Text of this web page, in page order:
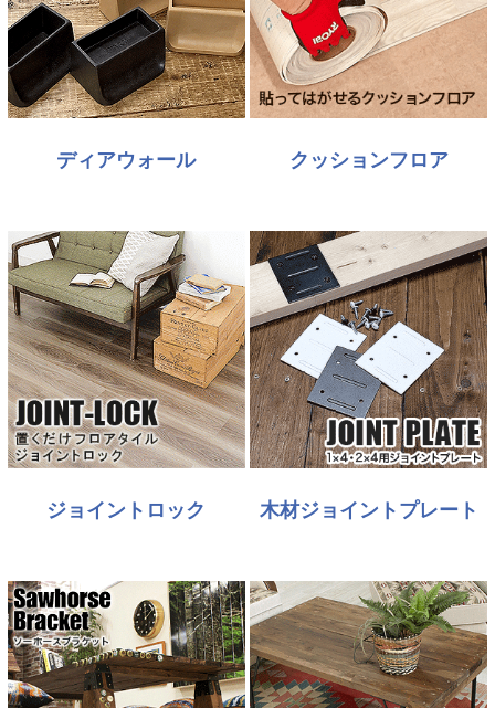
ディアウォール クッションフロア
ジョイントロック 木材ジョイントプレート